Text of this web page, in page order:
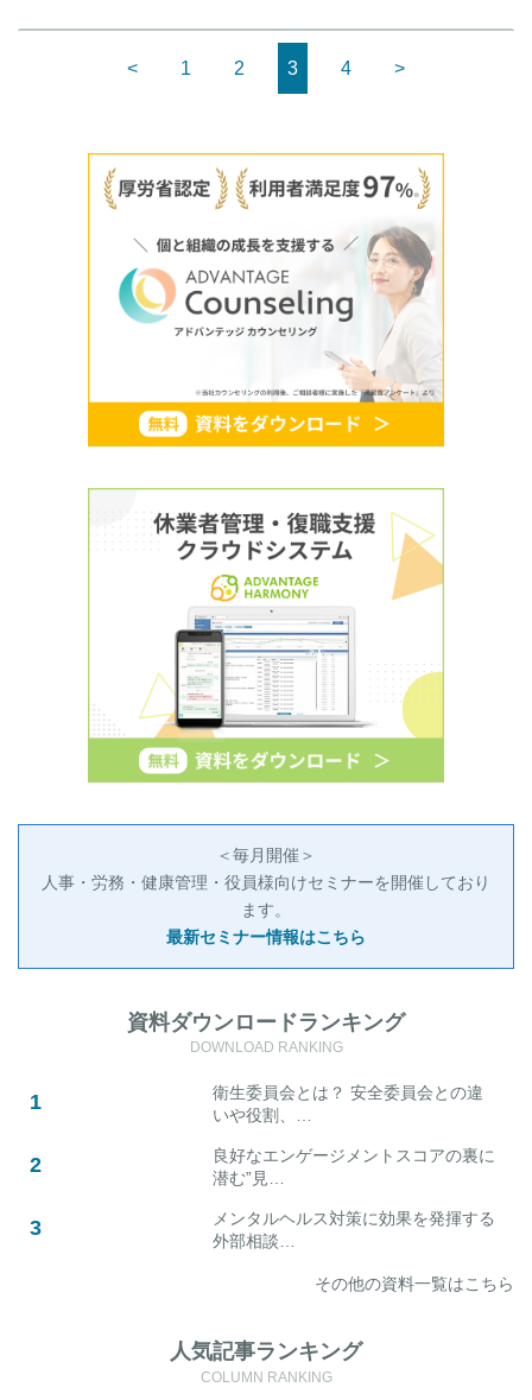
< 1 2 3 4 >
＜毎月開催＞
人事・労務・健康管理・役員様向けセミナーを開催しており
ます。
最新セミナー情報はこちら
資料ダウンロードランキング
DOWNLOAD RANKING
衛生委員会とは？ 安全委員会との違
いや役割、…
良好なエンゲージメントスコアの裏に
潜む”見…
メンタルヘルス対策に効果を発揮する
外部相談…
その他の資料一覧はこちら
人気記事ランキング
COLUMN RANKING